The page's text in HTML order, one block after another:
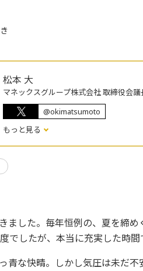
松本 大
マネックスグループ株式会社 取締役会
@okimatsumoto
もっと見る
ました。毎年恒例の、夏を締
でしたが、本当に充実した時間
青な快晴。しかし気圧は未だ